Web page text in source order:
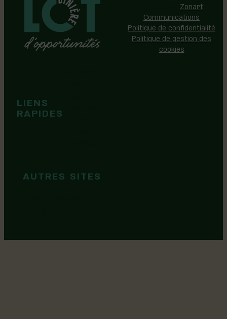
LIENS
RAPIDES
AUTRES SITES
Zonart
Communications
Politique de confidentialité
Politique de gestion des
cookies